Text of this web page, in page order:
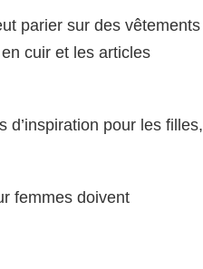
parier sur des vêtements
cuir et les articles
d’inspiration pour les filles,
femmes doivent